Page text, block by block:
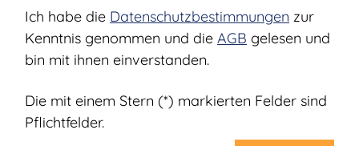
Ich habe die Datenschutzbestimmungen zur
Kenntnis genommen und die AGB gelesen und
bin mit ihnen einverstanden.
Die mit einem Stern (*) markierten Felder sind
Pflichtfelder.